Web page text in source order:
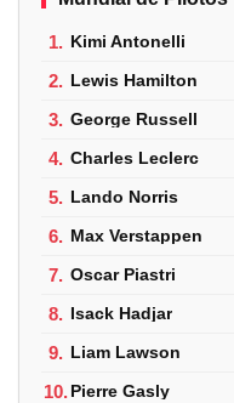
1. Kimi Antonelli
2. Lewis Hamilton
3. George Russell
4. Charles Leclerc
5. Lando Norris
6. Max Verstappen
7. Oscar Piastri
8. Isack Hadjar
9. Liam Lawson
10.Pierre Gasly